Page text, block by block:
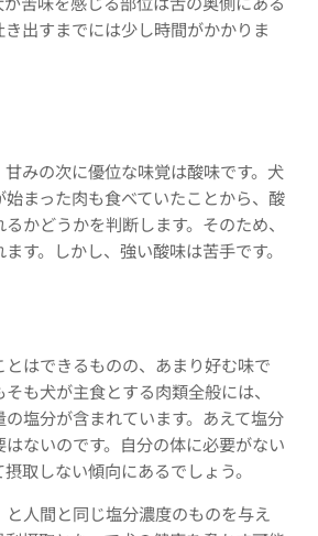
出すまでには少し時間がかかりま
みの次に優位な味覚は酸味です。犬
まった肉も食べていたことから、酸
かどうかを判断します。そのため、
す。しかし、強い酸味は苦手です。
はできるものの、あまり好む味で
も犬が主食とする肉類全般には、
塩分が含まれています。あえて塩分
ないのです。自分の体に必要がない
取しない傾向にあるでしょう。
人間と同じ塩分濃度のものを与え